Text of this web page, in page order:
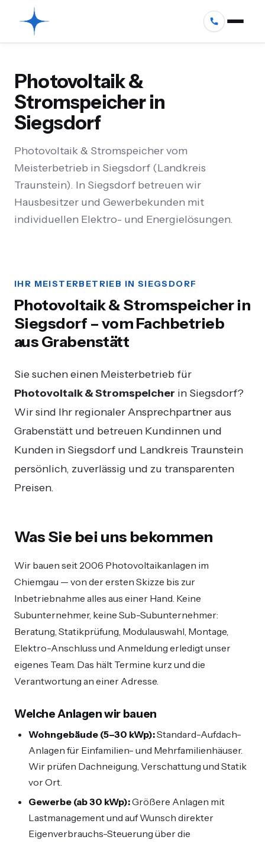
Photovoltaik &
Stromspeicher in
Siegsdorf
Photovoltaik & Stromspeicher vom
Meisterbetrieb in Siegsdorf (Landkreis
Traunstein). In Siegsdorf betreuen wir
Hausbesitzer und Gewerbekunden mit
individuellen Elektro- und Energielösungen.
IHR MEISTERBETRIEB IN SIEGSDORF
Photovoltaik & Stromspeicher in
Siegsdorf – vom Fachbetrieb
aus Grabenstätt
Sie suchen einen Meisterbetrieb für
Photovoltaik & Stromspeicher in Siegsdorf?
Wir sind Ihr regionaler Ansprechpartner aus
Grabenstätt und betreuen Kundinnen und
Kunden in Siegsdorf und Landkreis Traunstein
persönlich, zuverlässig und zu transparenten
Preisen.
Was Sie bei uns bekommen
Wir bauen seit 2006 Photovoltaikanlagen im
Chiemgau — von der ersten Skizze bis zur
Inbetriebnahme alles aus einer Hand. Keine
Subunternehmer, keine Sub-Subunternehmer:
Beratung, Statikprüfung, Modulauswahl, Montage,
Elektro-Anschluss und Anmeldung erledigt unser
eigenes Team. Das hält Termine kurz und die
Verantwortung an einer Adresse.
Welche Anlagen wir bauen
Wohngebäude (5–30 kWp):Standard-Aufdach-
Anlagen für Einfamilien- und Mehrfamilienhäuser.
Wir prüfen Dachneigung, Verschattung und Statik
vor Ort.
Gewerbe (ab 30 kWp):Größere Anlagen mit
Lastmanagement und auf Wunsch direkter
Eigenverbrauchs-Steuerung über die